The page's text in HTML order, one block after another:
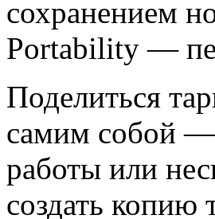
сохранением
Portability —
Поделиться
самим собой —
работы или
создать копию